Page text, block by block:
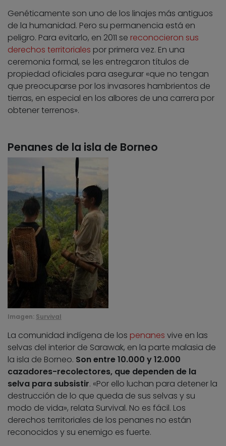
Genéticamente son uno de los linajes más antiguos
de la humanidad. Pero su permanencia está en
peligro. Para evitarlo, en 2011 se reconocieron sus
derechos territoriales por primera vez. En una
ceremonia formal, se les entregaron títulos de
propiedad oficiales para asegurar «que no tengan
que preocuparse por los invasores hambrientos de
tierras, en especial en los albores de una carrera por
obtener terrenos».
Penanes de la isla de Borneo
Imagen: Survival
La comunidad indígena de los penanes vive en las
selvas del interior de Sarawak, en la parte malasia de
la isla de Borneo. Son entre 10.000 y 12.000
cazadores-recolectores, que dependen de la
selva para subsistir. «Por ello luchan para detener la
destrucción de lo que queda de sus selvas y su
modo de vida», relata Survival. No es fácil. Los
derechos territoriales de los penanes no están
reconocidos y su enemigo es fuerte.